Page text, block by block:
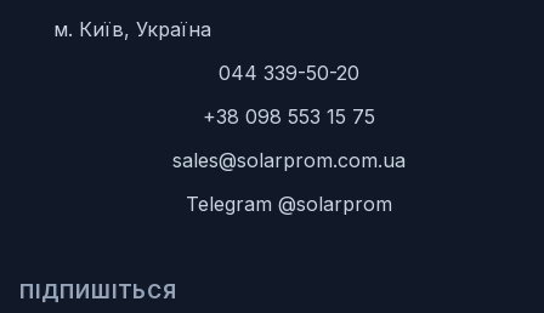
м. Київ, Україна
044 339-50-20
+38 098 553 15 75
sales@solarprom.com.ua
Telegram @solarprom
ПІДПИШІТЬСЯ